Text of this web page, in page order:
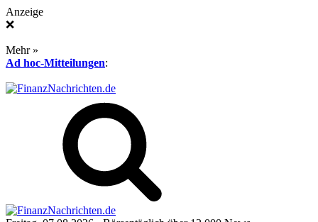
Anzeige
❌
Mehr »
Ad hoc-Mitteilungen: